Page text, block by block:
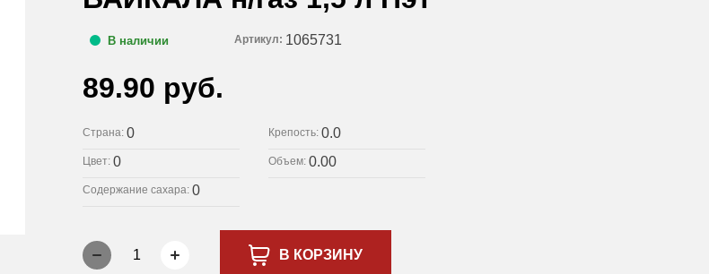
В наличии Артикул: 1065731
89.90 руб.
Страна: 0 Крепость: 0.0
Цвет: 0 Объем: 0.00
Содержание сахара: 0
1 В КОРЗИНУ